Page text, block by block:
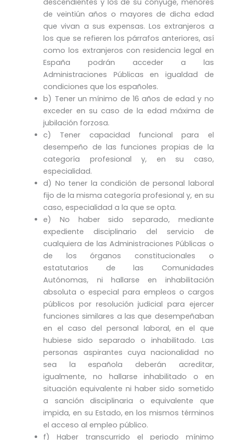
de veintiún años o mayores de dicha edad
que vivan a sus expensas. Los extranjeros a
los que se refieren los párrafos anteriores, así
como los extranjeros con residencia legal en
España podrán acceder a las
Administraciones Públicas en igualdad de
condiciones que los españoles.
b) Tener un mínimo de 16 años de edad y no
exceder en su caso de la edad máxima de
jubilación forzosa.
c) Tener capacidad funcional para el
desempeño de las funciones propias de la
categoría profesional y, en su caso,
especialidad.
d) No tener la condición de personal laboral
fijo de la misma categoría profesional y, en su
caso, especialidad a la que se opta.
e) No haber sido separado, mediante
expediente disciplinario del servicio de
cualquiera de las Administraciones Públicas o
de los órganos constitucionales o
estatutarios de las Comunidades
Autónomas, ni hallarse en inhabilitación
absoluta o especial para empleos o cargos
públicos por resolución judicial para ejercer
funciones similares a las que desempeñaban
en el caso del personal laboral, en el que
hubiese sido separado o inhabilitado. Las
personas aspirantes cuya nacionalidad no
sea la española deberán acreditar,
igualmente, no hallarse inhabilitado o en
situación equivalente ni haber sido sometido
a sanción disciplinaria o equivalente que
impida, en su Estado, en los mismos términos
el acceso al empleo público.
f) Haber transcurrido el periodo mínimo